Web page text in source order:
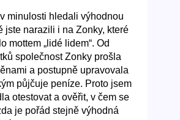
minulosti hledali výhodnou
jste narazili i na Zonky, které
mottem „lidé lidem“. Od
společnost Zonky prošla
a postupně upravovala
půjčuje peníze. Proto jsem
otestovat a ověřit, v čem se
je pořád stejně výhodná